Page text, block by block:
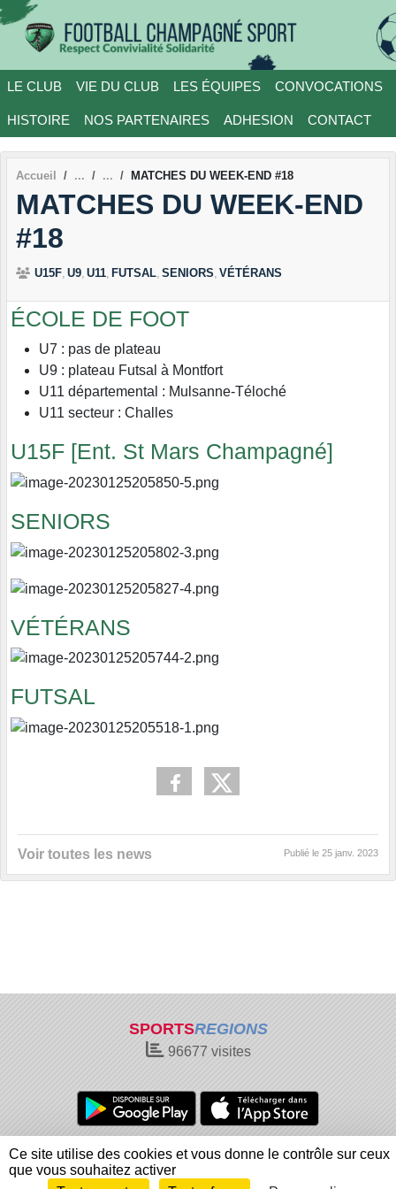
LE CLUB VIE DU CLUB LES ÉQUIPES CONVOCATIONS
HISTOIRE NOS PARTENAIRES ADHESION CONTACT
Accueil MATCHES DU WEEK-END #18
MATCHES DU WEEK-END
#18
U15F U9 U11 FUTSAL SENIORS VÉTÉRANS
ÉCOLE DE FOOT
U7 : pas de plateau
U9 : plateau Futsal à Montfort
U11 départemental : Mulsanne-Téloché
U11 secteur : Challes
U15F [Ent. St Mars Champagné]
SENIORS
VÉTÉRANS
FUTSAL
Voir toutes les news Publié le 25 janv. 2023
SPORTSREGIONS
96677 visites
Charte cookies
Gestion des cookies
Informations légales
Signaler un contenu inapproprié
Panneau de gestion des cookies
Ce site utilise des cookies et vous donne le contrôle sur ceux
que vous souhaitez activer